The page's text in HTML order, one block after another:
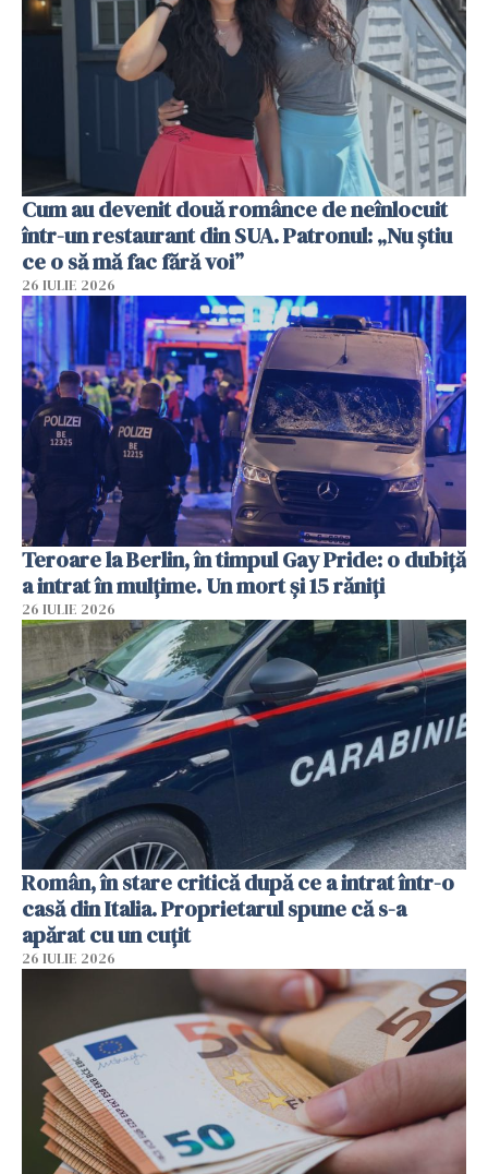
Cum au devenit două românce de neînlocuit
într-un restaurant din SUA. Patronul: „Nu știu
ce o să mă fac fără voi”
26 IULIE 2026
Teroare la Berlin, în timpul Gay Pride: o dubiță
a intrat în mulțime. Un mort și 15 răniți
26 IULIE 2026
Român, în stare critică după ce a intrat într-o
casă din Italia. Proprietarul spune că s-a
apărat cu un cuțit
26 IULIE 2026